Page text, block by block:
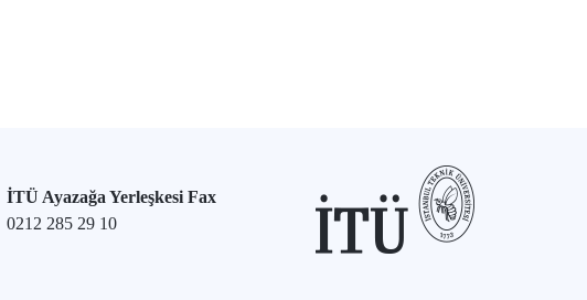
İTÜ Ayazağa Yerleşkesi Fax
0212 285 29 10